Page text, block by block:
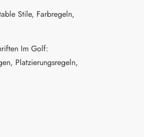
Stile, Farbregeln,
Im Golf:
Platzierungsregeln,